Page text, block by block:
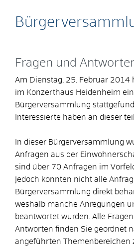
Fragen und
Am Dienstag, 25. Februar 2014
im Konzerthaus Heidenheim
Bürgerversammlung
Interessierte haben an dieser
In dieser Bürgerversammlung
Anfragen aus der
sind über 70 Anfragen im
Jedoch konnten nicht alle
Bürgerversammlung direkt
weshalb manche Anregungen
beantwortet wurden. Alle
Antworten finden Sie geordnet
angeführten Themenbereichen